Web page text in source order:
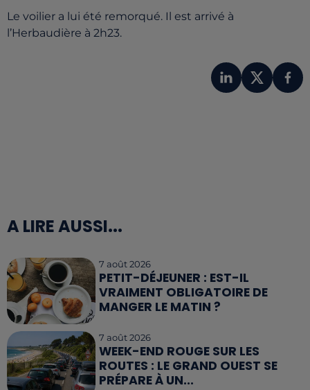
Le voilier a lui été remorqué. Il est arrivé à
l’Herbaudière à 2h23.
A LIRE AUSSI...
7 août 2026
PETIT-DÉJEUNER : EST-IL
VRAIMENT OBLIGATOIRE DE
MANGER LE MATIN ?
7 août 2026
WEEK-END ROUGE SUR LES
ROUTES : LE GRAND OUEST SE
PRÉPARE À UN...